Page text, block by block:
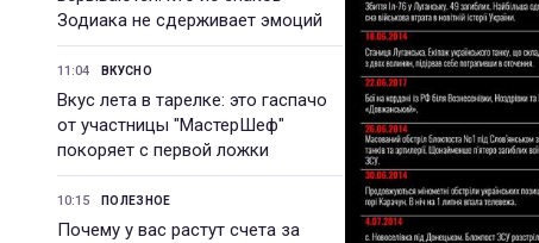
Зодиака не сдерживает эмоций
11:04 ВКУСНО
Вкус лета в тарелке: это гаспачо
от участницы "МастерШеф"
покоряет с первой ложки
10:15 ПОЛЕЗНОЕ
Почему у вас растут счета за